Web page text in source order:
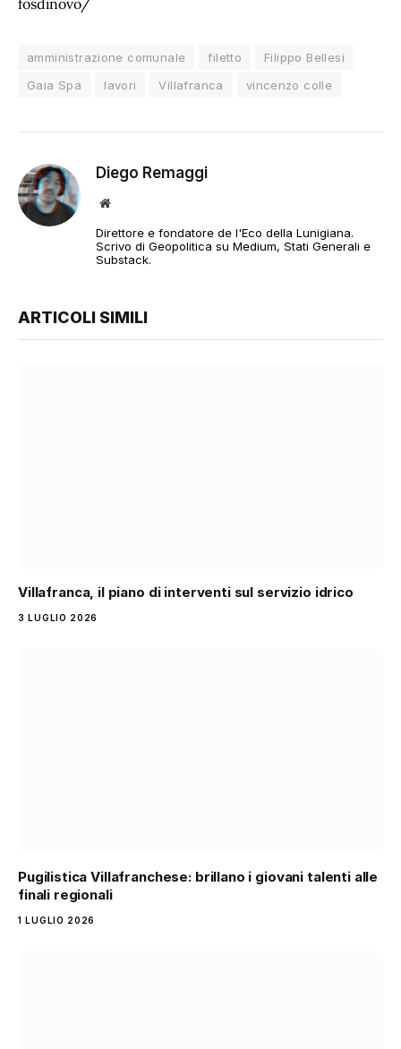
fosdinovo/
amministrazione comunale filetto
Filippo Bellesi
Gaia Spa
lavori Villafranca vincenzo colle
Diego Remaggi
Sito
Direttore e fondatore de l'Eco della Lunigiana.
Scrivo di Geopolitica su Medium, Stati Generali e
Substack.
ARTICOLI SIMILI
Villafranca, il piano di interventi sul servizio idrico
3 LUGLIO 2026
Pugilistica Villafranchese: brillano i giovani talenti alle
finali regionali
1 LUGLIO 2026